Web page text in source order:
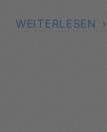
WEITERLESEN